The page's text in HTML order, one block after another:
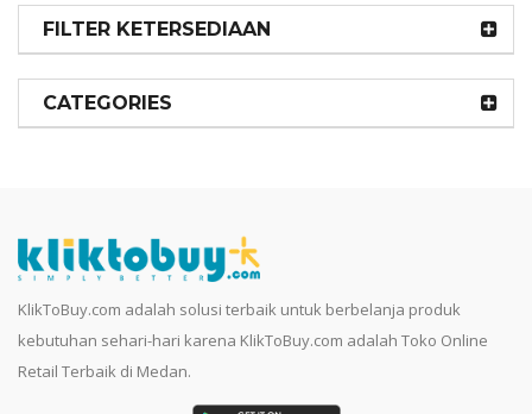
FILTER KETERSEDIAAN
CATEGORIES
KlikToBuy.com adalah solusi terbaik untuk berbelanja produk
kebutuhan sehari-hari karena KlikToBuy.com adalah Toko Online
Retail Terbaik di Medan.